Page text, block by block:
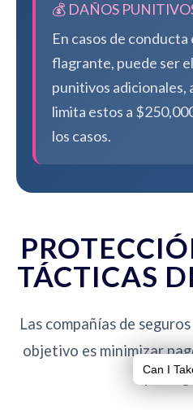
💰 DAÑOS
En casos de
flagrante, puede ser
punitivos adicionales,
limita estos a
los casos.
TÁCTICAS
Las compañías de
objetivo es minimizar